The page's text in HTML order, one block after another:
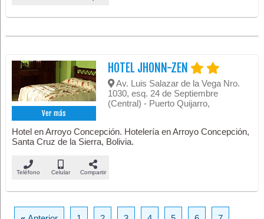
Ver más
HOTEL JHONN-ZEN
Av. Luis Salazar de la Vega Nro.
1030, esq. 24 de Septiembre
(Central) - Puerto Quijarro,
Hotel en Arroyo Concepción. Hotelería en Arroyo Concepción,
Santa Cruz de la Sierra, Bolivia.
Teléfono Celular Compartir